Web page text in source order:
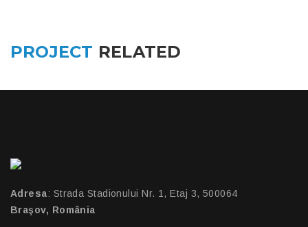
PROJECT RELATED
Adresa: Strada Stadionului Nr. 1, Etaj 3, 500064
Braşov, România